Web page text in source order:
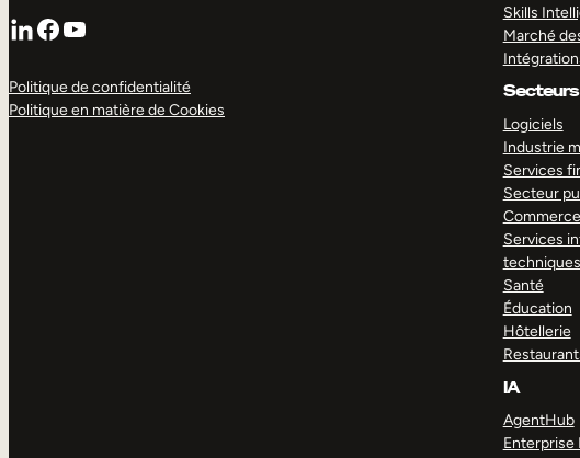
LinkedIn
Facebook
YouTube
Politique de confidentialité
Politique en matière de Cookies
Skills
Marché
Secteurs
Logiciels
Industrie
Services
Secteur
Services
techniques
Santé
Éducation
Hôtellerie
IA
AgentHub
Enterprise